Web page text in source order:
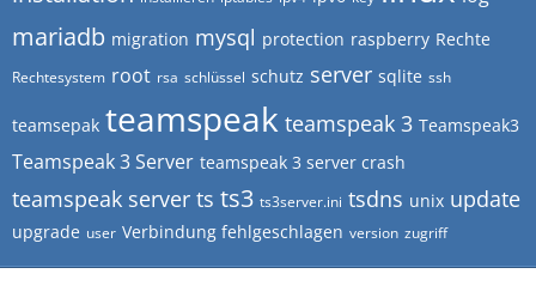
mariadb migration mysql protection raspberry Rechte
Rechtesystem root rsa schlüssel schutz server sqlite ssh
teamsepak teamspeak teamspeak 3 Teamspeak3
Teamspeak 3 Server teamspeak 3 server crash
teamspeak server ts ts3 ts3server.ini tsdns unix update
upgrade user Verbindung fehlgeschlagen version zugriff